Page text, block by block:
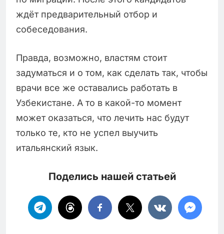
ждёт предварительный отбор и
собеседования.
Правда, возможно, властям стоит
задуматься и о том, как сделать так, чтобы
врачи все же оставались работать в
Узбекистане. А то в какой-то момент
может оказаться, что лечить нас будут
только те, кто не успел выучить
итальянский язык.
Поделись нашей статьей